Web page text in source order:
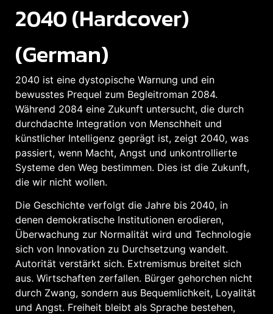
2040 (Hardcover)
(German)
2040 ist eine dystopische Warnung und ein
bewusstes Prequel zum Begleitroman 2084.
Während 2084 eine Zukunft untersucht, die durch
durchdachte Integration von Menschheit und
künstlicher Intelligenz geprägt ist, zeigt 2040, was
passiert, wenn Macht, Angst und unkontrollierte
Systeme den Weg bestimmen. Dies ist die Zukunft,
die wir nicht wollen.
Die Geschichte verfolgt die Jahre bis 2040, in
denen demokratische Institutionen erodieren,
Überwachung zur Normalität wird und Technologie
sich von Innovation zu Durchsetzung wandelt.
Autorität verstärkt sich. Extremismus breitet sich
aus. Wirtschaften zerfallen. Bürger gehorchen nicht
durch Zwang, sondern aus Bequemlichkeit, Loyalität
und Angst. Freiheit bleibt als Sprache bestehen,